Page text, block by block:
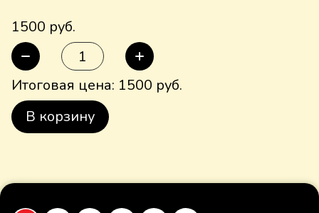
1500 руб.
Итоговая цена: 1500 руб.
В корзину